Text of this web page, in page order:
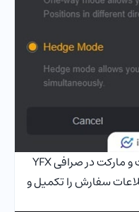
امکان سفارش‌گذاری به‌صورت لیمیت و مارکت در صرافی YFX
سفارش را تکمیل و